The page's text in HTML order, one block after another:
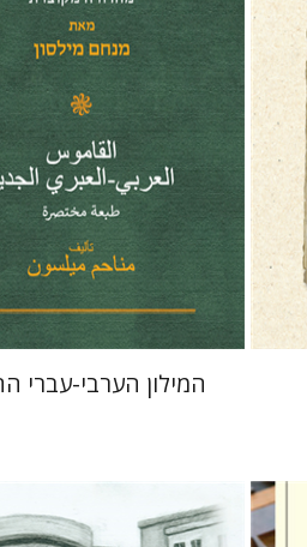
הנחת אתר ספר מודפס
$46
$41
המילון הערבי-עברי